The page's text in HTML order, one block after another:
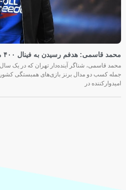
محمد قاسمی: هدفم رسیدن به فینال ۴۰۰ متر بازی‌های آسیایی ناگویاست
محمد قاسمی، شناگر آینده‌دار تهران که در یک سال
جمله کسب دو مدال برنز بازی‌های همبستگی
امیدوارکننده در